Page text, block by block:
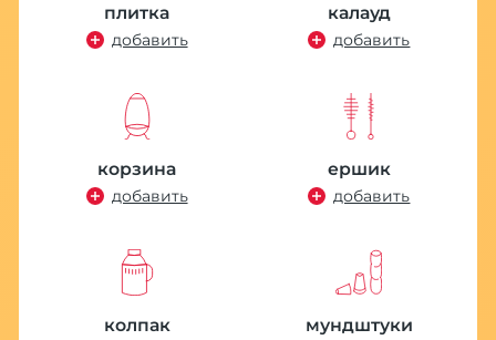
плитка
добавить
калауд
добавить
корзина
добавить
ершик
добавить
колпак мундштуки